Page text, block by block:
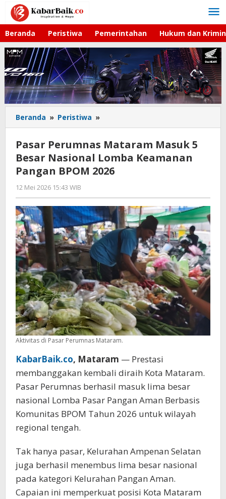
Lewati
konten
Beranda Peristiwa Pemerintahan Hukum dan
Beranda » Peristiwa »
Perumnas
Masuk
5
Besar
Pangan
BPOM
2026
Pasar Perumnas Mataram Masuk 5
Besar Nasional Lomba Keamanan
Pangan BPOM 2026
12 Mei 2026 15:43 WIB
Andika
DP
Aktivitas di Pasar Perumnas Mataram.
KabarBaik.co, Mataram — Prestasi
membanggakan kembali diraih Kota Mataram.
Pasar Perumnas berhasil masuk lima besar
nasional Lomba Pasar Pangan Aman Berbasis
Komunitas BPOM Tahun 2026 untuk wilayah
regional tengah.
Tak hanya pasar, Kelurahan Ampenan Selatan
juga berhasil menembus lima besar nasional
pada kategori Kelurahan Pangan Aman.
Capaian ini memperkuat posisi Kota Mataram